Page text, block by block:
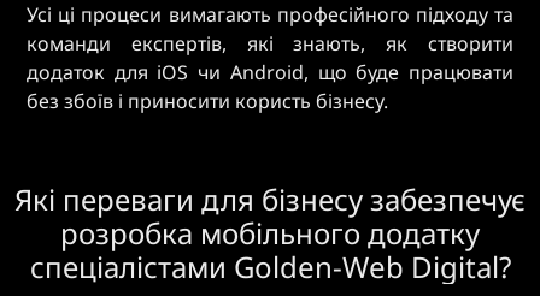
Усі ці процеси вимагають професійного підходу та
команди експертів, які знають, як створити
додаток для iOS чи Android, що буде працювати
без збоїв і приносити користь бізнесу.
Які переваги для бізнесу забезпечує
розробка мобільного додатку
спеціалістами Golden-Web Digital?